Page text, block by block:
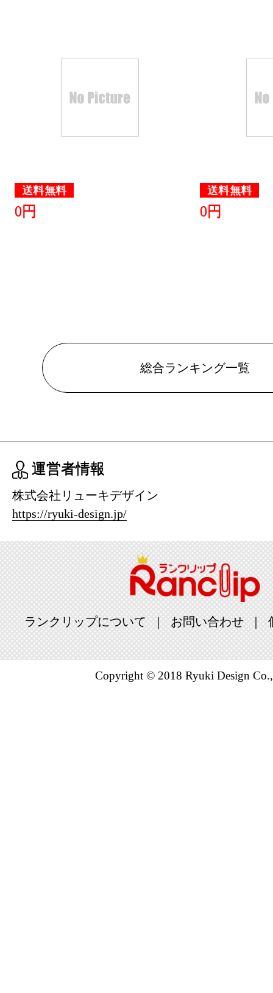
送料無料
0円
送料無料
0円
総合ランキング一覧
運営者情報
株式会社リューキデザイン
https://ryuki-design.jp/
ランクリップについて お問い合わせ
Copyright © 2018 Ryuki Design